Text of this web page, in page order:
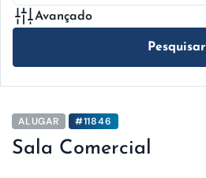
Avançado
Pesquisar
ALUGAR #11846
Sala Comercial